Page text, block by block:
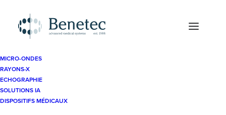
MICRO-ONDES
RAYONS-X
ECHOGRAPHIE
SOLUTIONS IA
DISPOSITIFS MÉDICAUX